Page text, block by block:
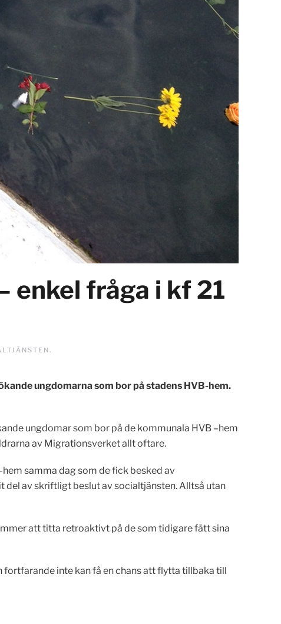
enkel fråga i kf 21
.
ungdomarna som bor på stadens HVB-hem.
ungdomar som bor på de kommunala HVB –hem
av Migrationsverket allt oftare.
samma dag som de fick besked av
del av skriftligt beslut av socialtjänsten. Alltså utan
att titta retroaktivt på de som tidigare fått sina
inte kan få en chans att flytta tillbaka till